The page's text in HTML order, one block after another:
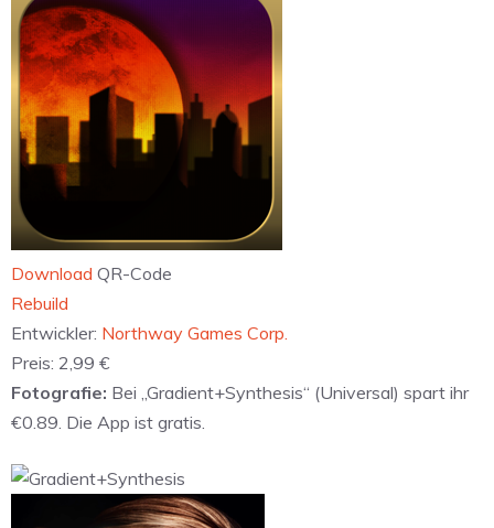
Download QR-Code
‎Rebuild
Entwickler: Northway Games Corp.
Preis: 2,99 €
Fotografie: Bei „Gradient+Synthesis“ (Universal) spart ihr
€0.89. Die App ist gratis.